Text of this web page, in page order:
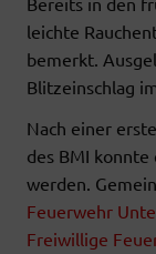
leichte
bemerkt.
Blitzeinschlag
Nach einer
des BMI
werden.
Feuerwehr
Freiwillige